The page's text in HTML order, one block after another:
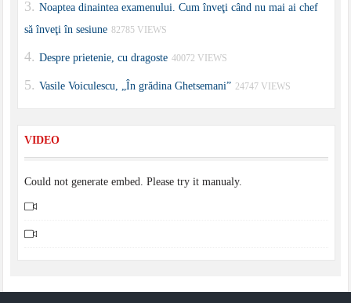
Noaptea dinaintea examenului. Cum înveţi când nu mai ai chef
să înveţi în sesiune 82785 VIEWS
Despre prietenie, cu dragoste 40072 VIEWS
Vasile Voiculescu, „În grădina Ghetsemani” 24747 VIEWS
VIDEO
Could not generate embed. Please try it manualy.